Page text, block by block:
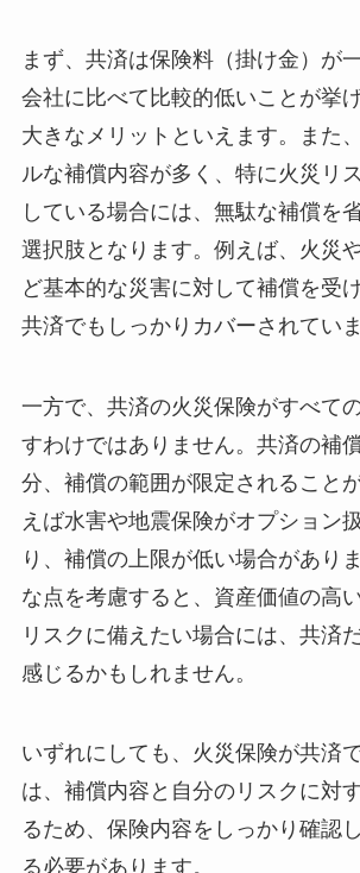
まず、共済は保険料（掛け金）が
会社に比べて比較的低いことが挙
大きなメリットといえます。また
ルな補償内容が多く、特に火災リ
している場合には、無駄な補償を
選択肢となります。例えば、火災
ど基本的な災害に対して補償を受
共済でもしっかりカバーされていま
一方で、共済の火災保険がすべて
すわけではありません。共済の補
分、補償の範囲が限定されること
えば水害や地震保険がオプション
り、補償の上限が低い場合があり
な点を考慮すると、資産価値の高
リスクに備えたい場合には、共済
感じるかもしれません。
いずれにしても、火災保険が共済
は、補償内容と自分のリスクに対
るため、保険内容をしっかり確認
る必要があります。